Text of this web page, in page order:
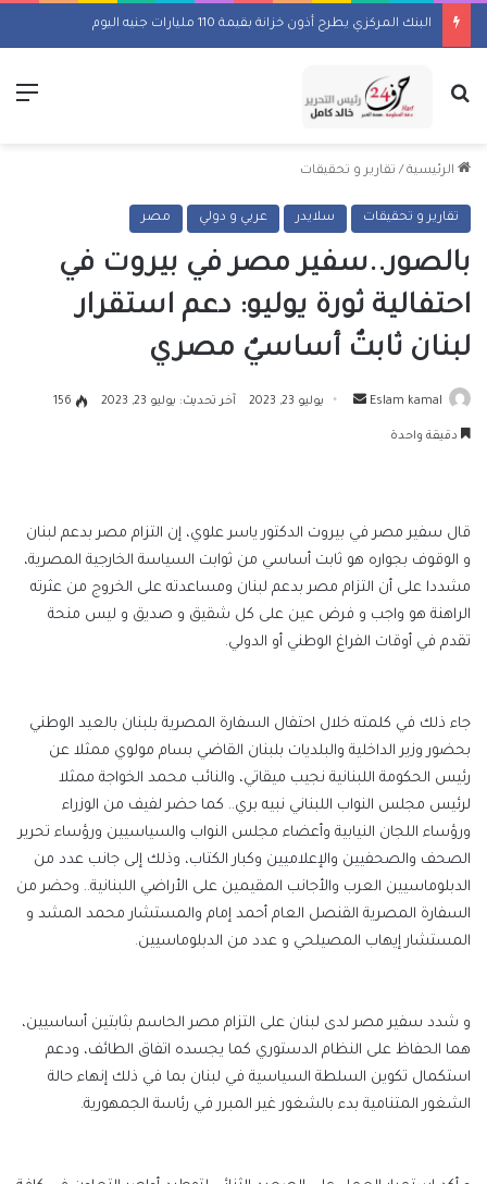
البنك المركزي يطرح أذون خزانة بقيمة 110 مليارات جنيه اليوم
بحث عن
الرئيسية / تقارير و تحقيقات
تقارير و تحقيقات سلايدر عربي و دولي مصر
بالصور..سفير مصر في بيروت في
احتفالية ثورة يوليو: دعم استقرار
لبنان ثابتٌ أساسيٌ مصري
Eslam kamal
أرسل يوليو 23, 2023 آخر تحديث: يوليو 23, 2023 156
دقيقة واحدة
قال سفير مصر في بيروت الدكتور ياسر علوي، إن التزام مصر بدعم لبنان
و الوقوف بجواره هو ثابت أساسي من ثوابت السياسة الخارجية المصرية،
مشددا على أن التزام مصر بدعم لبنان ومساعدته على الخروج من عثرته
الراهنة هو واجب و فرض عين على كل شقيق و صديق و ليس منحة
تقدم في أوقات الفراغ الوطني أو الدولي.
جاء ذلك في كلمته خلال احتفال السفارة المصرية بلبنان بالعيد الوطني
بحضور وزير الداخلية والبلديات بلبنان القاضي بسام مولوي ممثلا عن
رئيس الحكومة اللبنانية نجيب ميقاتي، والنائب محمد الخواجة ممثلا
لرئيس مجلس النواب اللبناني نبيه بري.. كما حضر لفيف من الوزراء
ورؤساء اللجان النيابية وأعضاء مجلس النواب والسياسيين ورؤساء تحرير
الصحف والصحفيين والإعلاميين وكبار الكتاب، وذلك إلى جانب عدد من
الدبلوماسيين العرب والأجانب المقيمين على الأراضي اللبنانية.. وحضر من
السفارة المصرية القنصل العام أحمد إمام والمستشار محمد المشد و
المستشار إيهاب المصيلحي و عدد من الدبلوماسيين.
و شدد سفير مصر لدى لبنان على التزام مصر الحاسم بثابتين أساسيين،
هما الحفاظ على النظام الدستوري كما يجسده اتفاق الطائف، ودعم
استكمال تكوين السلطة السياسية في لبنان بما في ذلك إنهاء حالة
الشغور المتنامية بدء بالشغور غير المبرر في رئاسة الجمهورية.